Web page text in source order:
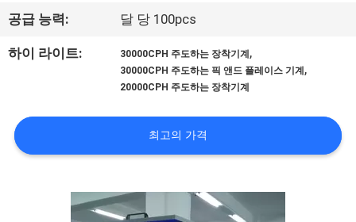
공
장
어
공급 능력: 달 당 100pcs
하이 라이트: 30000CPH 주도하는 장착기계 ,
30000CPH 주도하는 픽 앤드 플레이스 기계 ,
20000CPH 주도하는 장착기계
최고의 가격